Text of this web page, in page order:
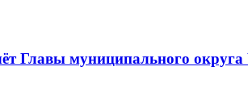
Главы муниципального округа